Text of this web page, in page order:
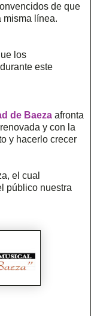
de que
misma línea.
los
este
de Baeza afronta
y con la
y hacerlo crecer
el cual
público nuestra